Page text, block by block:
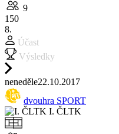
9
150
8.
Účast
Výsledky
neneděle22.10.2017
dvouhra SPORT
I. ČLTK